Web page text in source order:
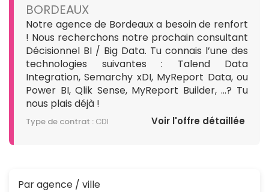
BORDEAUX
Type de contrat : CDI
Notre agence de Bordeaux a besoin de renfort
! Nous recherchons notre prochain consultant
Décisionnel BI / Big Data. Tu connais l’une des
technologies suivantes : Talend Data
Integration, Semarchy xDI, MyReport Data, ou
Power BI, Qlik Sense, MyReport Builder, ...? Tu
nous plais déjà !
Voir l'offre détaillée
Par agence / ville